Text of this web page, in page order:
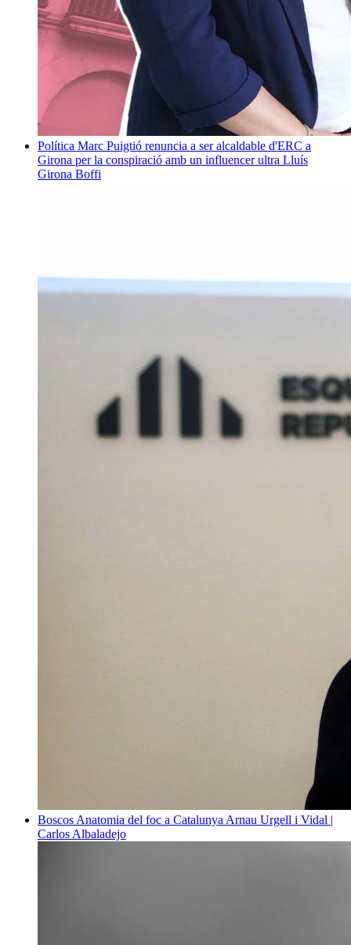
Política Marc Puigtió renuncia a ser alcaldable d'ERC a
Girona per la conspiració amb un influencer ultra Lluís
Girona Boffi
Boscos Anatomia del foc a Catalunya Arnau Urgell i Vidal |
Carlos Albaladejo